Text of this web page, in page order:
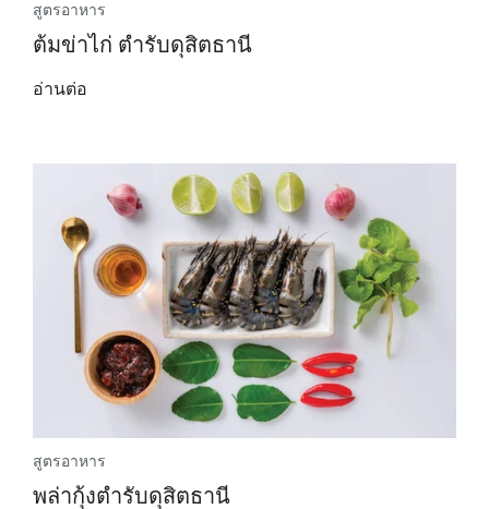
สูตรอาหาร
ต้มข่าไก่ ตำรับดุสิตธานี
อ่านต่อ
สูตรอาหาร
พล่ากุ้งตำรับดุสิตธานี